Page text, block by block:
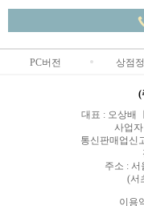
PC버전 상점
(
대표 : 오상배
사업
통신판매업신
주소 : 서
(서
이용